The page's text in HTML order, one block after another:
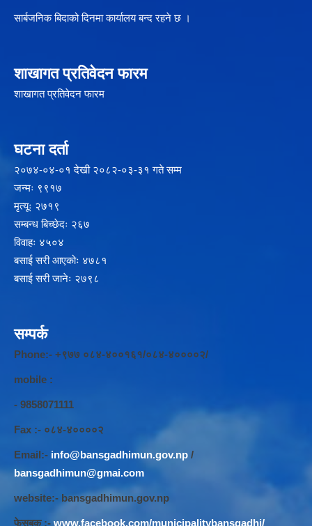
सार्बजनिक बिदाको दिनमा कार्यालय बन्द रहने छ ।
शाखागत प्रतिवेदन फारम
शाखागत प्रतिवेदन फारम
घटना दर्ता
२‍०७४-०४-०१ देखी २०८२-०३-३१ गते सम्म
जन्मः ९९१७
मृत्यूः २७१९
सम्बन्ध बिच्छेदः २६७
विवाहः ४५०४
बसाई सरी आएकोः ४७८१
बसाई सरी जानेः २७९८
सम्पर्क
Phone:- +९७७ ०८४-४००१६१/०८४-४००००२/
mobile :
- 9858071111
Fax :- ०८४-४००००२
Email:- info@bansgadhimun.gov.np /
bansgadhimun@gmai.com
website:- bansgadhimun.gov.np
फेसबुक :- www.facebook.com/municipalitybansgadhi/